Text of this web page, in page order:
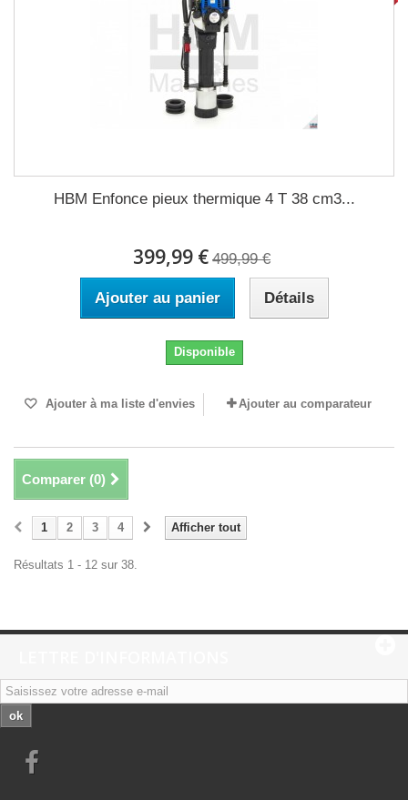
HBM Enfonce pieux thermique 4 T 38 cm3...
399,99 € 499,99 €
Ajouter au panier Détails
Disponible
Ajouter à ma liste d'envies Ajouter au comparateur
Comparer (0)
Afficher tout
1 2 3 4
Résultats 1 - 12 sur 38.
ok